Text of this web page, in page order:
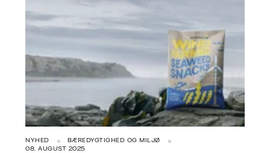
NYHED
BÆREDYGTIGHED OG MILJØ
08. AUGUST 2025